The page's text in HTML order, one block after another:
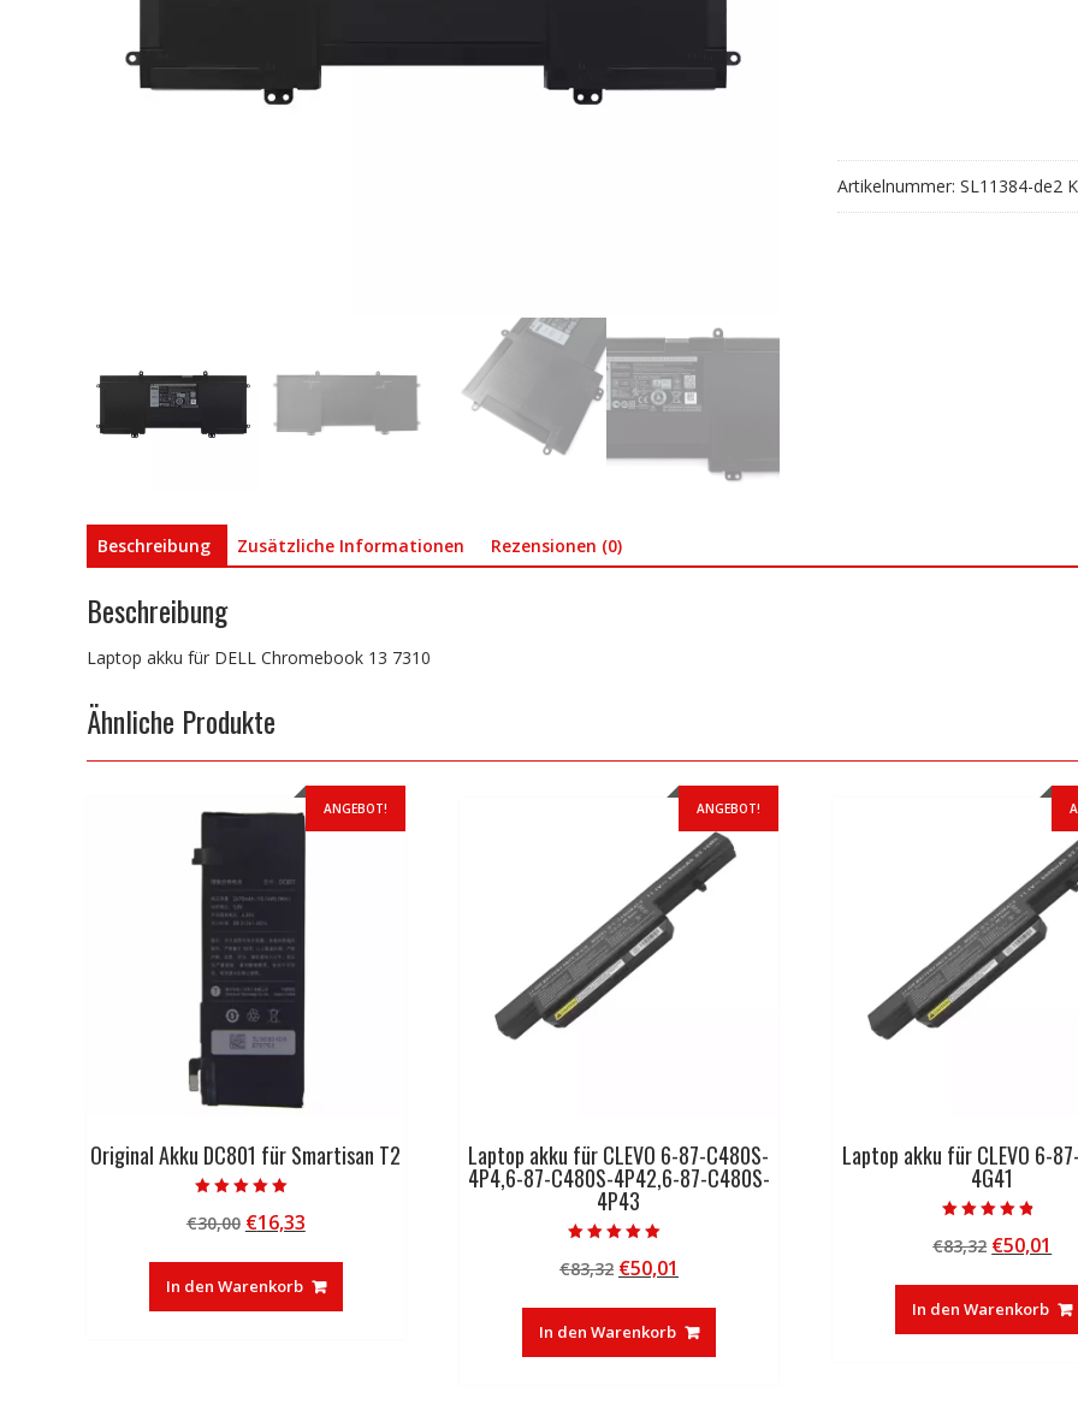
Artikelnummer: SL11384-de2
Beschreibung Zusätzliche Informationen Rezensionen (0)
Beschreibung
Laptop akku für DELL Chromebook 13 7310
Ähnliche Produkte
ANGEBOT!
Original Akku DC801 für Smartisan T2
5.00
von 5
€30,00 Ursprünglicher
war:
€30,00
€16,33Aktueller
ist:
€16,33.
In den Warenkorb
ANGEBOT!
Laptop akku für CLEVO 6-87-C480S-
4P4,6-87-C480S-4P42,6-87-C480S-
4P43
5.00
von 5
€83,32 Ursprünglicher
war:
€83,32
€50,01
ist:
€50,01.
In den Warenkorb
Laptop akku für CLEVO 6-
4G41
4.50
von 5
€83,32
war:
€83,32
€50,01
ist:
In den Warenkorb